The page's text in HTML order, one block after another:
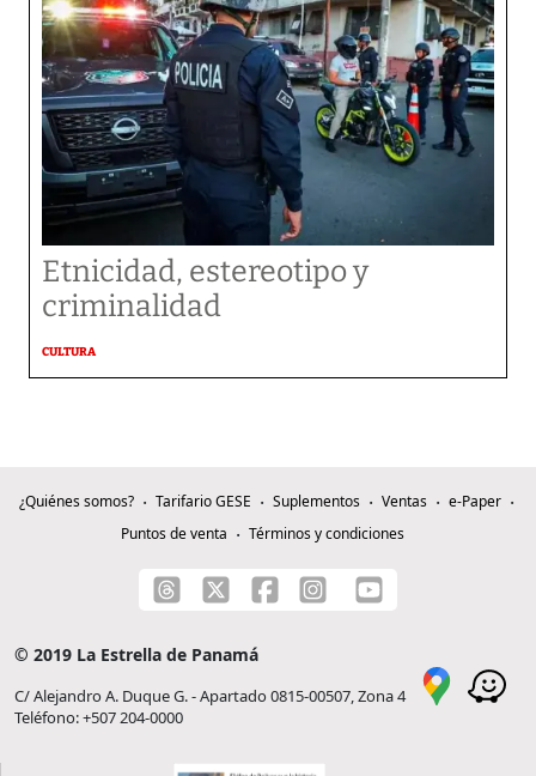
Etnicidad, estereotipo y
criminalidad
CULTURA
¿Quiénes somos? Tarifario GESE Suplementos Ventas
e-Paper
Puntos de venta
Términos y condiciones
© 2019 La Estrella de Panamá
C/ Alejandro A. Duque G. - Apartado 0815-00507, Zona 4
Teléfono: +507 204-0000